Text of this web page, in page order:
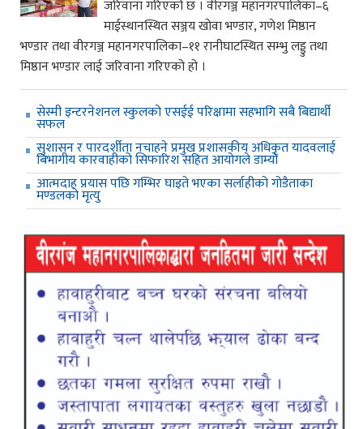
जरिवाना गरिएको छ । वीरगञ्ज महानगरपालिका–६
माईस्थानस्थित सञ्जय खोवा भण्डार, गणेश मिष्ठान
भण्डार तथा वीरगञ्ज महानगरपालिका–११ रानीघाटस्थित सम्भु लड्डु तथा
मिष्ठान भण्डार लाई जरिवाना गरिएको हो ।
सेस्मी इन्टरनेशनल स्कुलको एसईई परिक्षामा सहभागि सबै बिद्यार्थी
सफल
सुशासन र पारदर्शीता नचाहने प्रमुख प्रशासकीय अधिकृत यादवलाई
बिभागीय कारवाहीको सिफारिश सहित आयोगले डाम्यो
आत्मदाह प्रयास पछि गम्भिर घाइते भएका सर्लाहीको गोडैताका
मण्डलको मृत्यु